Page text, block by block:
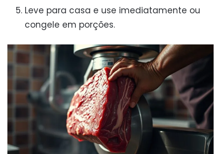
Leve para casa e use imediatamente ou
congele em porções.